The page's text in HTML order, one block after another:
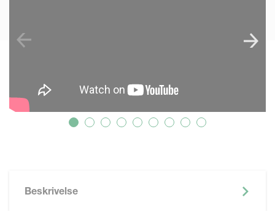
Beskrivelse